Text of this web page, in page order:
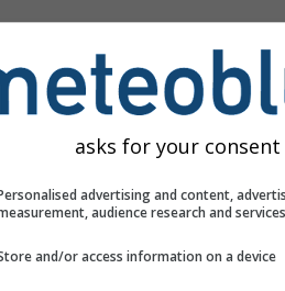
asks for your consent
advertising and content,
audience research and
and/or access information on a device